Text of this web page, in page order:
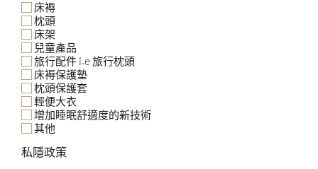
床褥
枕頭
床架
兒童產品
旅行配件 i.e 旅行枕頭
床褥保護墊
枕頭保護套
輕便大衣
增加睡眠舒適度的新技術
其他
私隱政策